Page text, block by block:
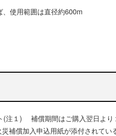
使用範囲は直径約600m
(注１) 補償期間はご購入翌日より
補償加入申込用紙が添付されてい